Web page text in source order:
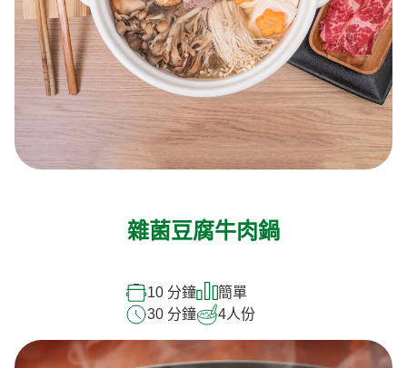
雜菌豆腐牛肉鍋
10 分鐘
簡單
30 分鐘
4人份